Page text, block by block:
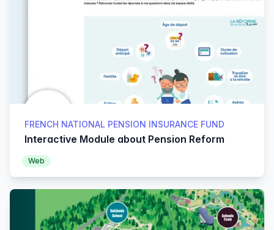
FRENCH NATIONAL PENSION INSURANCE FUND
Interactive Module about Pension Reform
Web